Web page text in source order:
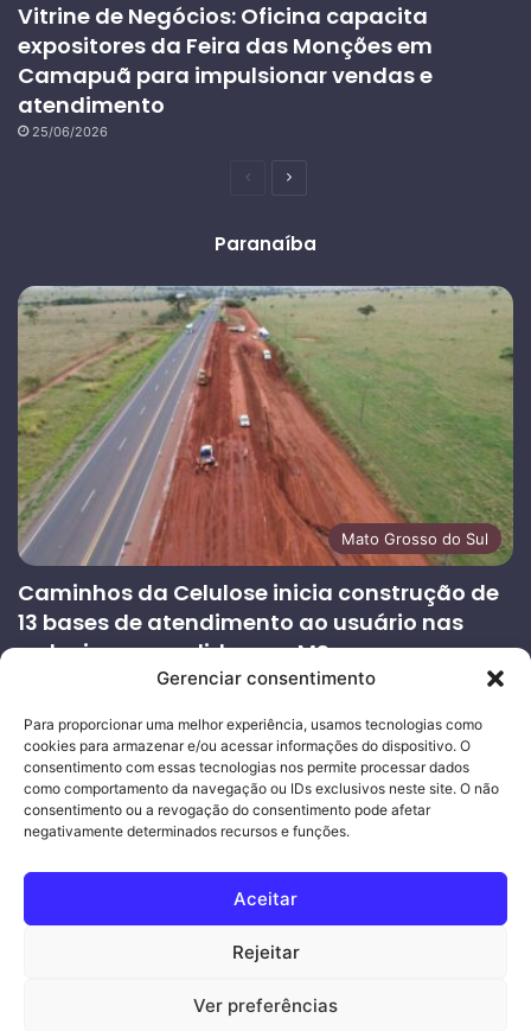
Gerenciar consentimento
Para proporcionar uma melhor experiência, usamos tecnologias como
cookies para armazenar e/ou acessar informações do dispositivo. O
consentimento com essas tecnologias nos permite processar dados
como comportamento da navegação ou IDs exclusivos neste site. O não
consentimento ou a revogação do consentimento pode afetar
negativamente determinados recursos e funções.
Aceitar
Rejeitar
Ver preferências
Vitrine de Negócios: Oficina capacita
expositores da Feira das Monções em
Camapuã para impulsionar vendas e
atendimento
25/06/2026
PáginaPróxima
Paranaíba
Mato Grosso do Sul
Caminhos da Celulose inicia construção de
13 bases de atendimento ao usuário nas
rodovias concedidas em MS
Página
anterior
Próxima
página
Ouro Empresas- Desenvolvimento Web
Joeber Garcia
FacebookInstagram